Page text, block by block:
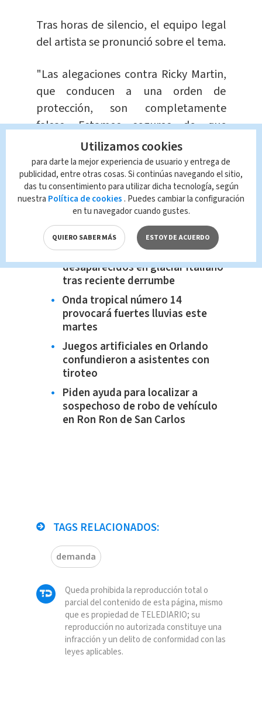
Tras horas de silencio, el equipo legal
del artista se pronunció sobre el tema.
"Las alegaciones contra Ricky Martin,
que conducen a una orden de
protección, son completamente
falsas. Estamos seguros de que
cuando los verdaderos hechos salgan
a la luz en este asunto, nuestro cliente
Ricky Martin será plenamente
reivindicado", menciona el
comunicado.
Te recomendamos
Continúa la búsqueda de
desaparecidos en glaciar italiano
tras reciente derrumbe
Onda tropical número 14
provocará fuertes lluvias este
martes
Juegos artificiales en Orlando
confundieron a asistentes con
tiroteo
Piden ayuda para localizar a
sospechoso de robo de vehículo
en Ron Ron de San Carlos
TAGS RELACIONADOS:
demanda
Queda prohibida la reproducción total o
parcial del contenido de esta página, mismo
que es propiedad de TELEDIARIO; su
reproducción no autorizada constituye una
infracción y un delito de conformidad con las
leyes aplicables.
Utilizamos cookies
para darte la mejor experiencia de usuario y entrega de
publicidad, entre otras cosas. Si continúas navegando el sitio,
das tu consentimiento para utilizar dicha tecnología, según
nuestra Política de cookies . Puedes cambiar la configuración
en tu navegador cuando gustes.
QUIERO SABER MÁS ESTOY DE ACUERDO